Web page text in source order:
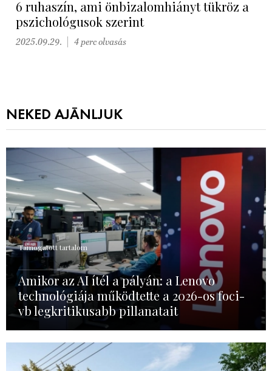
6 ruhaszín, ami önbizalomhiányt tükröz a
pszichológusok szerint
2025.09.29. 4 perc olvasás
NEKED AJÁNLJUK
Támogatott tartalom
Amikor az AI ítél a pályán: a Lenovo
technológiája működtette a 2026-os foci-
vb legkritikusabb pillanatait